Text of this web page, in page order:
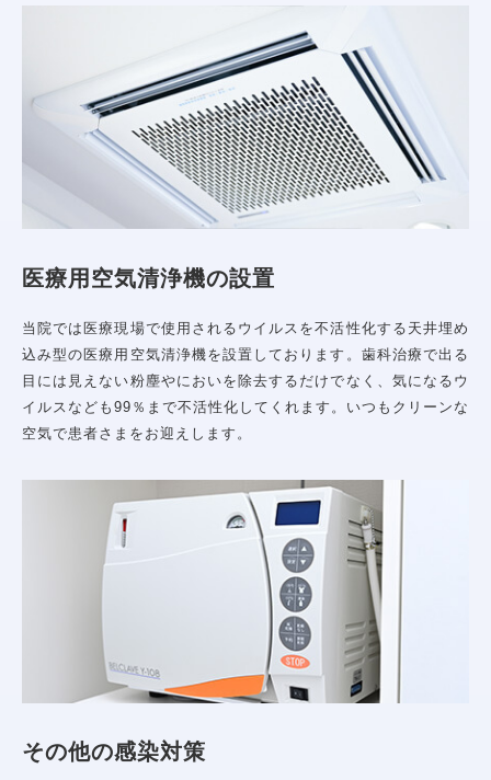
アクセス
当院について 診療コンセプト
選ばれる理由
スタッフ紹介
院内感染防止対策
施設基準の届け出
医療用空気清浄機の設置
当院では医療現場で使用されるウイルスを不活性化する天井埋め
込み型の医療用空気清浄機を設置しております。歯科治療で出る
目には見えない粉塵やにおいを除去するだけでなく、気になるウ
イルスなども99％まで不活性化してくれます。いつもクリーンな
空気で患者さまをお迎えします。
その他の感染対策